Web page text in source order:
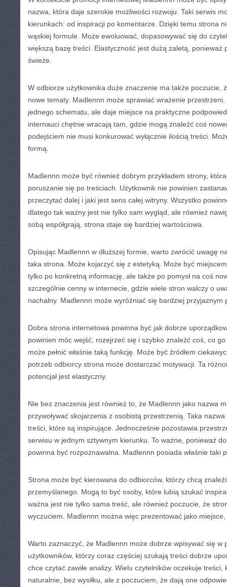
nazwa, która daje szerokie możliwości rozwoju. Taki serwis
kierunkach: od inspiracji po komentarze. Dzięki temu strona
wąskiej formule. Może ewoluować, dopasowywać się do
większą bazę treści. Elastyczność jest dużą zaletą, ponieważ
świeże.
W odbiorze użytkownika duże znaczenie ma także poczucie,
nowe tematy. Madlennn może sprawiać wrażenie
jednego schematu, ale daje miejsce na praktyczne
internauci chętnie wracają tam, gdzie mogą znaleźć coś
podejściem nie musi konkurować wyłącznie ilością treści.
formą.
Madlennn może być również dobrym przykładem strony,
poruszanie się po treściach. Użytkownik nie powinien
przeczytać dalej i jaki jest sens całej witryny. Wszystko
dlatego tak ważny jest nie tylko sam wygląd, ale również
sobą współgrają, strona staje się bardziej wartościowa.
Opisując Madlennn w dłuższej formie, warto zwrócić uwagę
taka strona. Może kojarzyć się z estetyką. Może być
tylko po konkretną informację, ale także po pomysł na coś
szczególnie cenny w internecie, gdzie wiele stron walczy o
nachalny. Madlennn może wyróżniać się bardziej przyjaznym
Dobra strona internetowa powinna być jak dobrze
powinien móc wejść, rozejrzeć się i szybko znaleźć coś, co
może pełnić właśnie taką funkcję. Może być źródłem
potrzeb odbiorcy strona może dostarczać motywacji. Ta
potencjał jest elastyczny.
Nie bez znaczenia jest również to, że Madlennn jako nazwa
przywoływać skojarzenia z osobistą przestrzenią. Taka
treści, które są inspirujące. Jednocześnie pozostawia
serwisu w jednym sztywnym kierunku. To ważne, ponieważ
powinna być rozpoznawalna. Madlennn posiada właśnie taki
Strona może być kierowana do odbiorców, którzy chcą
przemyślanego. Mogą to być osoby, które lubią szukać
ważna jest nie tylko sama treść, ale również poczucie, że
wyczuciem. Madlennn można więc prezentować jako
Warto zaznaczyć, że Madlennn może dobrze wpisywać się w
użytkowników, którzy coraz częściej szukają treści dobrze
chce czytać zawiłe analizy. Wielu czytelników oczekuje
naturalnie, bez wysiłku, ale z poczuciem, że dają one